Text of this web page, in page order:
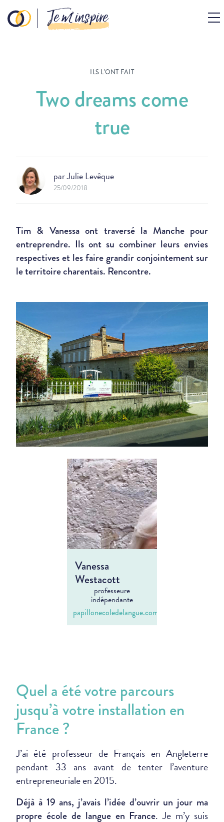
Je m’inspire
ILS L'ONT FAIT
Two dreams come
true
parJulie Levêque
25/09/2018
Tim & Vanessa ont traversé la Manche pour
entreprendre. Ils ont su combiner leurs envies
respectives et les faire grandir conjointement sur
le territoire charentais. Rencontre.
Vanessa
Westacott
professeure
indépendante
papillonecoledelangue.com
Quel a été votre parcours
jusqu’à votre installation en
France ?
J’ai été professeur de Français en Angleterre
pendant 33 ans avant de tenter l’aventure
entrepreneuriale en 2015.
Déjà à 19 ans, j’avais l’idée d’ouvrir un jour ma
propre école de langue en France. Je m’y suis